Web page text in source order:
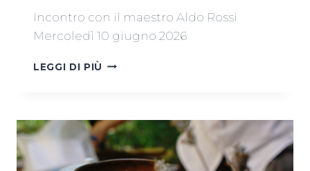
Incontro con il maestro Aldo Rossi
Mercoledì 10 giugno 2026
LEGGI DI PIÙ FESTA